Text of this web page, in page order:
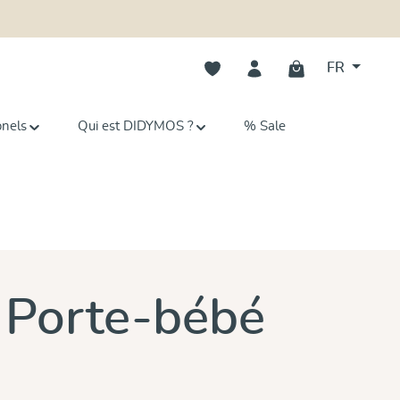
Vous avez 0 articles dans votre
FR
Qui est DIDYMOS ? % Sale
bébé